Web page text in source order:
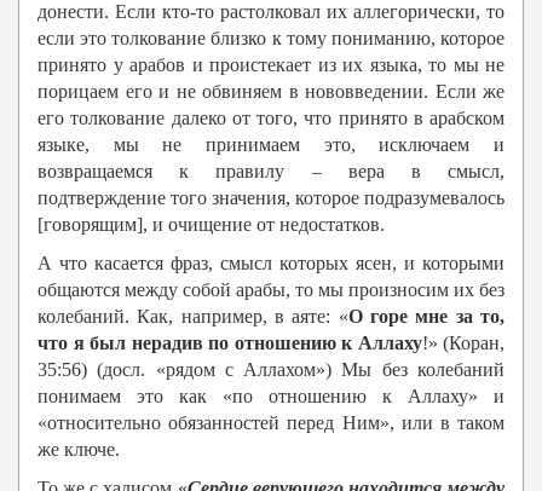
донести. Если кто-то растолковал их аллегорически, то
если это толкование близко к тому пониманию, которое
принято у арабов и проистекает из их языка, то мы не
порицаем его и не обвиняем в нововведении. Если же
его толкование далеко от того, что принято в арабском
языке, мы не принимаем это, исключаем и
возвращаемся к правилу – вера в смысл,
подтверждение того значения, которое подразумевалось
[говорящим], и очищение от недостатков.
А что касается фраз, смысл которых ясен, и которыми
общаются между собой арабы, то мы произносим их без
колебаний. Как, например, в аяте: «О горе мне за то,
что я был нерадив по отношению к Аллаху!» (Коран,
35:56) (досл. «рядом с Аллахом») Мы без колебаний
понимаем это как «по отношению к Аллаху» и
«относительно обязанностей перед Ним», или в таком
же ключе.